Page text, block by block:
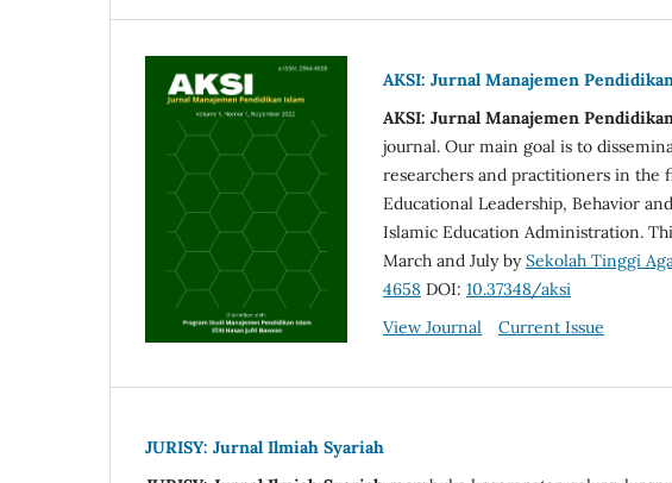
AKSI: Jurnal Manajemen
AKSI: Jurnal Manajemen
journal. Our main goal is to
researchers and practitioners in the
Educational Leadership, Behavior
Islamic Education Administration.
March and July bySekolah Tinggi
4658 DOI: 10.37348/aksi
View Journal
Current Issue
JURISY: Jurnal Ilmiah Syariah